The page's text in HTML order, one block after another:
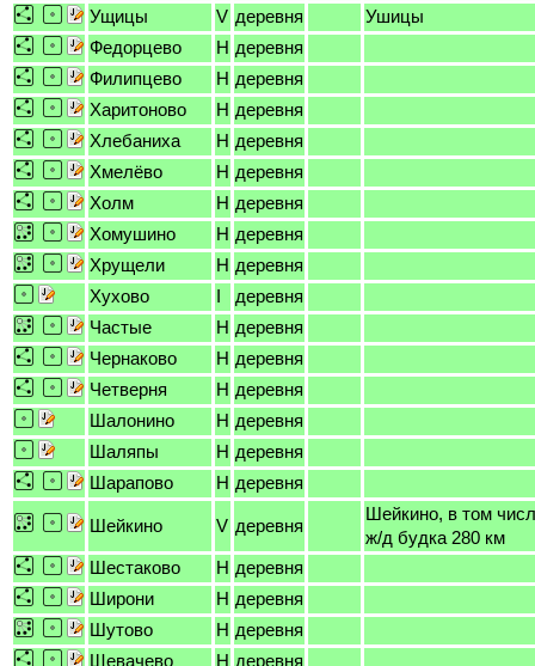
Ущицы
V деревня
Ушицы
Федорцево
H деревня
Филипцево
H деревня
Харитоново
H деревня
Хлебаниха
H деревня
Хмелёво
H деревня
Холм
H деревня
Хомушино
H деревня
Хрущели
H деревня
Хухово
I
деревня
Частые
H деревня
Чернаково
H деревня
Четверня
H деревня
Шалонино
H деревня
Шаляпы
H деревня
Шарапово
H деревня
Шейкино V деревня
Шейкино, в том
ж/д будка 280 км
Шестаково
H деревня
Широни
H деревня
Шутово
H деревня
Щевачево
H деревня